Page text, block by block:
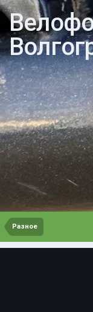
Разное